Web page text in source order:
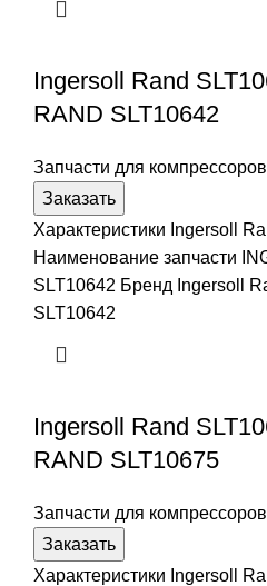
Ingersoll Rand
RAND SLT10642
Запчасти для компрессоров
Заказать
Характеристики Ingersoll
Наименование запчасти
SLT10642 Бренд Ingersoll
SLT10642
Ingersoll Rand
RAND SLT10675
Запчасти для компрессоров
Заказать
Характеристики Ingersoll